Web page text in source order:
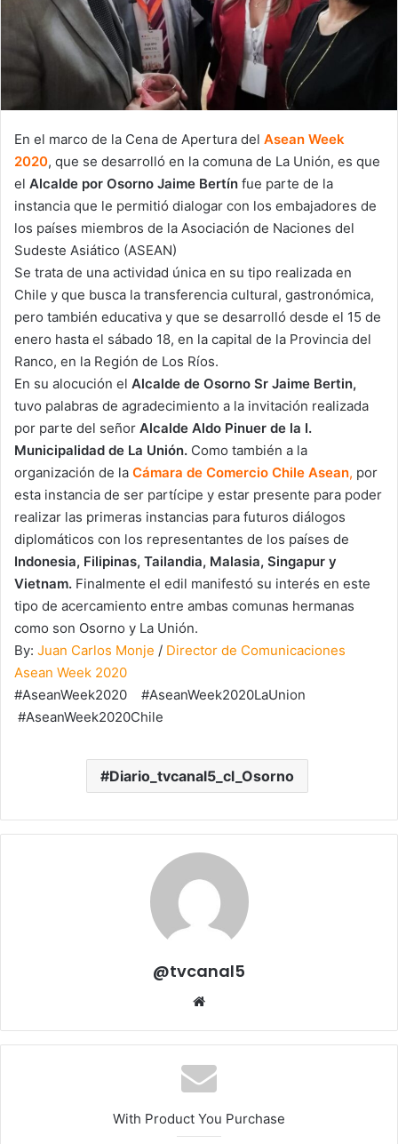
En el marco de la Cena de Apertura del Asean Week
2020, que se desarrolló en la comuna de La Unión, es que
el Alcalde por Osorno Jaime Bertín fue parte de la
instancia que le permitió dialogar con los embajadores de
los países miembros de la Asociación de Naciones del
Sudeste Asiático (ASEAN)
Se trata de una actividad única en su tipo realizada en
Chile y que busca la transferencia cultural, gastronómica,
pero también educativa y que se desarrolló desde el 15 de
enero hasta el sábado 18, en la capital de la Provincia del
Ranco, en la Región de Los Ríos.
En su alocución el Alcalde de Osorno Sr Jaime Bertin,
tuvo palabras de agradecimiento a la invitación realizada
por parte del señor Alcalde Aldo Pinuer de la I.
Municipalidad de La Unión. Como también a la
organización de la Cámara de Comercio Chile Asean, por
esta instancia de ser partícipe y estar presente para poder
realizar las primeras instancias para futuros diálogos
diplomáticos con los representantes de los países de
Indonesia, Filipinas, Tailandia, Malasia, Singapur y
Vietnam. Finalmente el edil manifestó su interés en este
tipo de acercamiento entre ambas comunas hermanas
como son Osorno y La Unión.
By: Juan Carlos Monje / Director de Comunicaciones
Asean Week 2020
#AseanWeek2020 #AseanWeek2020LaUnion
#AseanWeek2020Chile
Diario_tvcanal5_cl_Osorno
@tvcanal5
With Product You Purchase